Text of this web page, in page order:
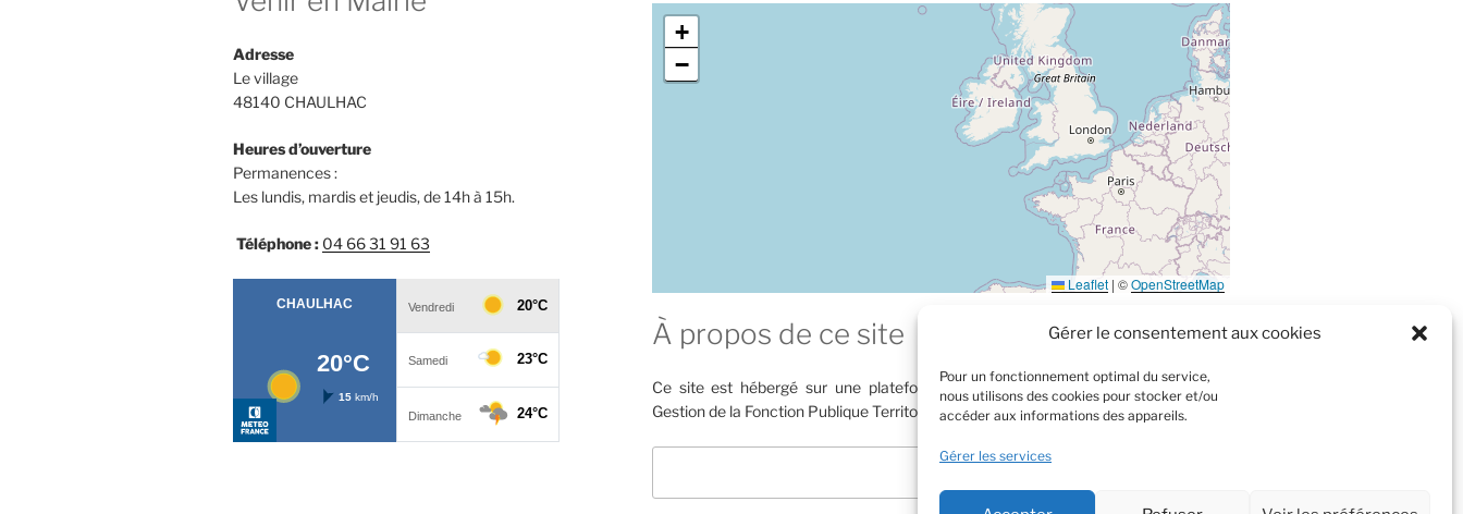
Gérer le consentement aux cookies
Pour un fonctionnement optimal du service,
nous utilisons des cookies pour stocker et/ou
accéder aux informations des appareils.
Gérer les services
Adresse
Le village
48140 CHAULHAC
Heures d’ouverture
Permanences :
Les lundis, mardis et jeudis, de 14h à 15h.
Téléphone : 04 66 31 91 63
+
−
Leaflet | ©OpenStreetMap
À propos de ce site
Ce site est hébergé sur une plateforme mutualisée et gérée par le Centre de
Gestion de la Fonction Publique Territoriale de la Lozère.